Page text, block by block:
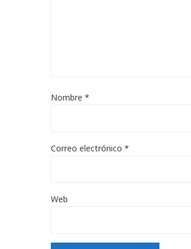
Nombre *
Correo electrónico *
Web